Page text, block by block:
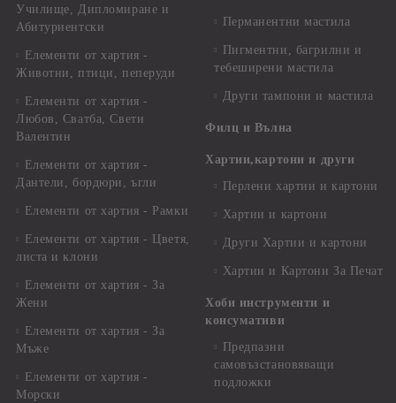
Училище, Дипломиране и
Абитуриентски
Елементи от хартия -
Животни, птици, пеперуди
Елементи от хартия -
Любов, Сватба, Свети
Валентин
Елементи от хартия -
Дантели, бордюри, ъгли
Елементи от хартия - Рамки
Елементи от хартия - Цветя,
листа и клони
Елементи от хартия - За
Жени
Елементи от хартия - За
Мъже
Елементи от хартия -
Морски
Перманентни мастила
Пигментни, багрилни и
тебеширени мастила
Други тампони и мастила
Филц и Вълна
Хартии,картони и други
Перлени хартии и картони
Хартии и картони
Други Хартии и картони
Хартии и Картони За Печат
Хоби инструменти и
консумативи
Предпазни
самовъзстановяващи
подложки